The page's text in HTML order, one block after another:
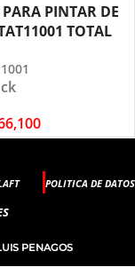
PINTAR DE
TOTAL
POLITICA DE DATOS
PENAGOS